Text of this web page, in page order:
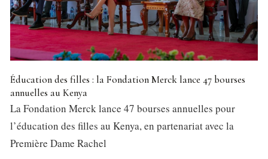
Éducation des filles : la Fondation Merck lance 47 bourses
annuelles au Kenya
La Fondation Merck lance 47 bourses annuelles pour
l’éducation des filles au Kenya, en partenariat avec la
Première Dame Rachel